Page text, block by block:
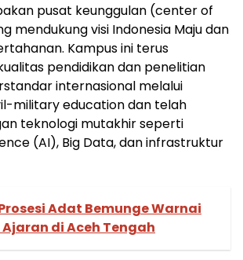
pusat keunggulan (center of
mendukung visi Indonesia Maju dan
Kampus ini terus
pendidikan dan penelitian
internasional melalui
military education dan telah
teknologi mutakhir seperti
(AI), Big Data, dan infrastruktur
Adat Bemunge Warnai
di Aceh Tengah